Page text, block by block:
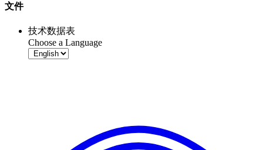
文件
技术数据表
Choose a Language